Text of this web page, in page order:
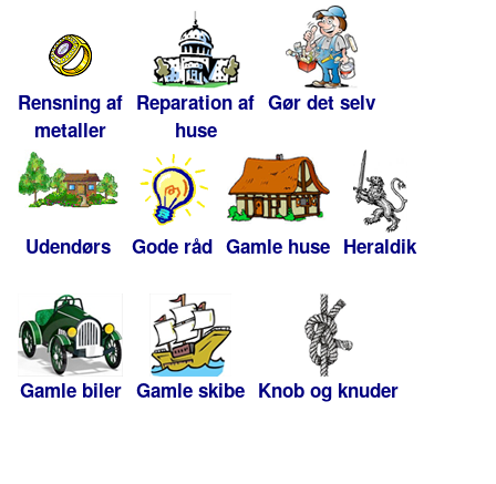
Rensning af
metaller
Reparation af
huse
Gør det selv
Udendørs Gode råd Gamle huse Heraldik
Gamle biler Gamle skibe Knob og knuder